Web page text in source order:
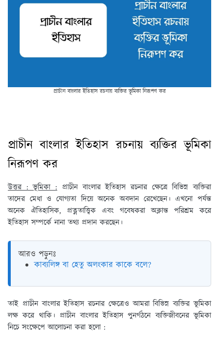
প্রাচীন বাংলার ইতিহাস রচনায় ব্যক্তির ভূমিকা নিরূপণ কর
প্রাচীন বাংলার ইতিহাস রচনায় ব্যক্তির ভূমিকা
নিরূপণ কর
উত্তর : ভূমিকা : প্রাচীন বাংলার ইতিহাস রচনার ক্ষেত্রে বিভিন্ন ব্যক্তিরা
তাদের মেধা ও যোগ্যতা দিয়ে অনেক অবদান রেখেছেন। এখনো পর্যন্ত
অনেক ঐতিহাসিক, প্রত্নতাত্ত্বিক এবং গবেষকরা অক্লান্ত পরিশ্রম করে
ইতিহাস সম্পর্কে নানা তথ্য প্রদান করছেন।
আরও পড়ুনঃ
কাব্যলিঙ্গ বা হেতু অলংকার কাকে বলে?
তাই প্রাচীন বাংলার ইতিহাস রচনার ক্ষেত্রেও আমরা বিভিন্ন ব্যক্তির ভূমিকা
লক্ষ করে থাকি। প্রাচীন বাংলার ইতিহাস পুনর্গঠনে ব্যক্তিজীবনের ভূমিকা
নিচে সংক্ষেপে আলোচনা করা হলো :